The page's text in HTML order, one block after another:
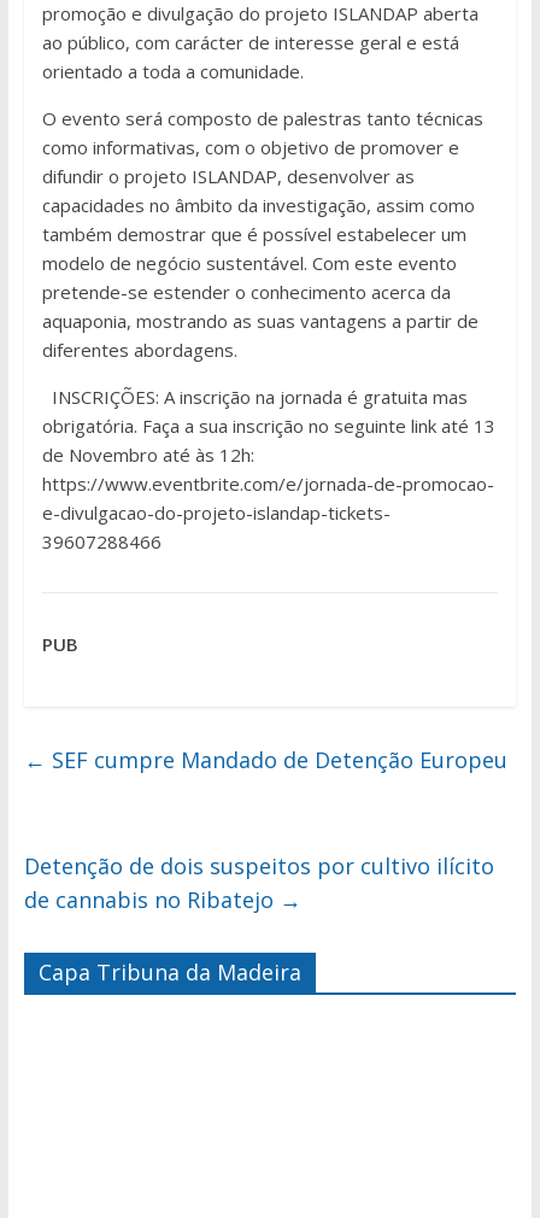
promoção e divulgação do projeto ISLANDAP aberta
ao público, com carácter de interesse geral e está
orientado a toda a comunidade.
O evento será composto de palestras tanto técnicas
como informativas, com o objetivo de promover e
difundir o projeto ISLANDAP, desenvolver as
capacidades no âmbito da investigação, assim como
também demostrar que é possível estabelecer um
modelo de negócio sustentável. Com este evento
pretende-se estender o conhecimento acerca da
aquaponia, mostrando as suas vantagens a partir de
diferentes abordagens.
INSCRIÇÕES: A inscrição na jornada é gratuita mas
obrigatória. Faça a sua inscrição no seguinte link até 13
de Novembro até às 12h:
https://www.eventbrite.com/e/jornada-de-promocao-
e-divulgacao-do-projeto-islandap-tickets-
39607288466
PUB
← SEF cumpre Mandado de Detenção Europeu
Detenção de dois suspeitos por cultivo ilícito
de cannabis no Ribatejo →
Capa Tribuna da Madeira